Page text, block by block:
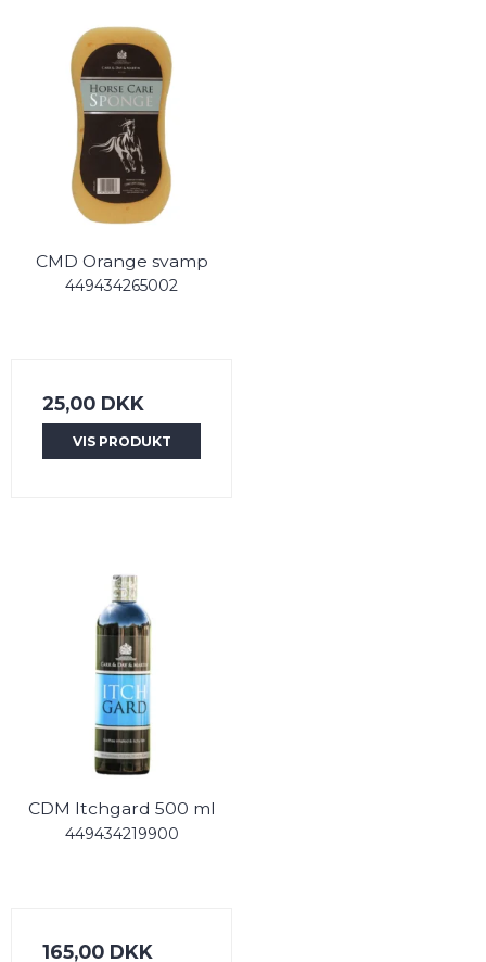
CMD Orange svamp
449434265002
25,00 DKK
VIS PRODUKT
CDM Itchgard 500 ml
449434219900
165,00 DKK